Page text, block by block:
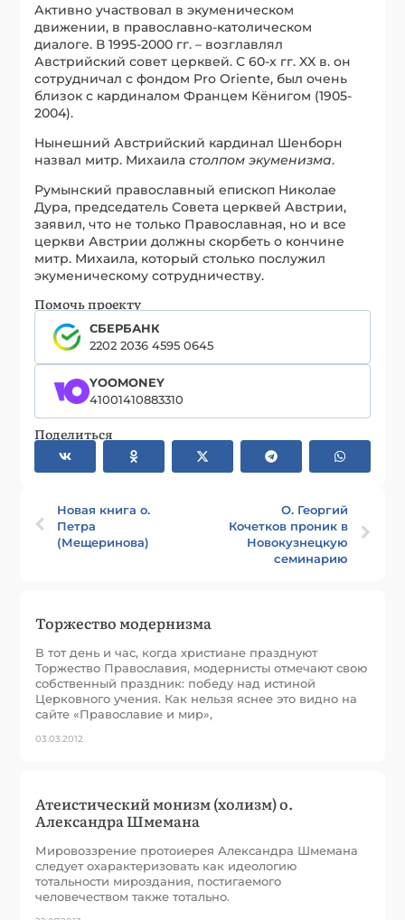
Активно участвовал в экуменическом
движении, в православно-католическом
диалоге. В 1995-2000 гг. – возглавлял
Австрийский совет церквей. С 60-х гг. XX в. он
сотрудничал с фондом Pro Oriente, был очень
близок с кардиналом Францем Кёнигом (1905-
2004).
Нынешний Австрийский кардинал Шенборн
назвал митр. Михаиластолпом экуменизма.
Румынский православный епископ Николае
Дура, председатель Совета церквей Австрии,
заявил, что не только Православная, но и все
церкви Австрии должны скорбеть о кончине
митр. Михаила, который столько послужил
экуменическому сотрудничеству.
Помочь проекту
СБЕРБАНК
2202 2036 4595 0645
YOOMONEY
41001410883310
Поделиться
Новая книга о.
Петра
(Мещеринова)
О. Георгий
Кочетков проник в
Новокузнецкую
семинарию
Торжество модернизма
В тот день и час, когда христиане празднуют
Торжество Православия, модернисты отмечают свою
собственный праздник: победу над истиной
Церковного учения. Как нельзя яснее это видно на
сайте «Православие и мир»,
03.03.2012
Атеистический монизм (холизм) о.
Александра Шмемана
Мировоззрение протоиерея Александра Шмемана
следует охарактеризовать как идеологию
тотальности мироздания, постигаемого
человечеством также тотально.